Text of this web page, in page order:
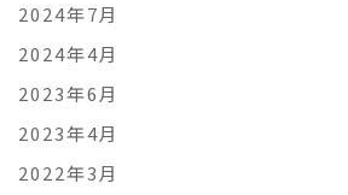
2024年7月
2024年4月
2023年6月
2023年4月
2022年3月